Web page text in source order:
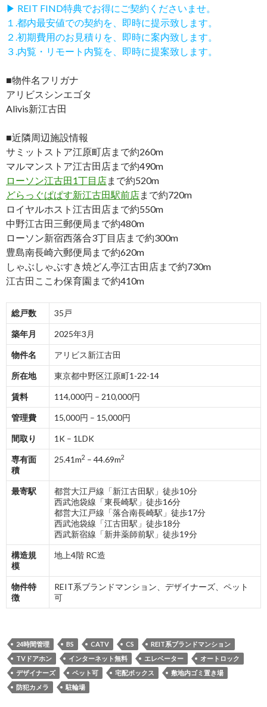
▶ REIT FIND特典でお得にご契約くださいませ。
１.都内最安値での契約を、即時に提示致します。
２.初期費用のお見積りを、即時に案内致します。
３.内覧・リモート内覧を、即時に提案致します。
■物件名フリガナ
アリビスシンエゴタ
Alivis新江古田
■近隣周辺施設情報
サミットストア江原町店まで約260m
マルマンストア江古田店まで約490m
ローソン江古田1丁目店まで約520m
どらっぐぱぱす新江古田駅前店まで約720m
ロイヤルホスト江古田店まで約550m
中野江古田三郵便局まで約480m
ローソン新宿西落合3丁目店まで約300m
豊島南長崎六郵便局まで約620m
しゃぶしゃぶすき焼どん亭江古田店まで約730m
江古田ここわ保育園まで約410m
総戸数 35戸
築年月 2025年3月
物件名 アリビス新江古田
所在地 東京都中野区江原町1-22-14
賃料 114,000円 – 210,000円
管理費 15,000円 – 15,000円
間取り 1K – 1LDK
専有面
積
25.41m2 – 44.69m2
最寄駅
都営大江戸線「新江古田駅」徒歩10分
西武池袋線「東長崎駅」徒歩16分
都営大江戸線「落合南長崎駅」徒歩17分
西武池袋線「江古田駅」徒歩18分
西武新宿線「新井薬師前駅」徒歩19分
構造規
模
地上4階 RC造
物件特
徴
REIT系ブランドマンション、デザイナーズ、ペット
可
24時間管理 BS CATV CS
REIT系ブランドマンション
TVドアホン
インターネット無料 エレベーター
オートロック
デザイナーズ
ペット可 宅配ボックス
敷地内ゴミ置き場
防犯カメラ
駐輪場